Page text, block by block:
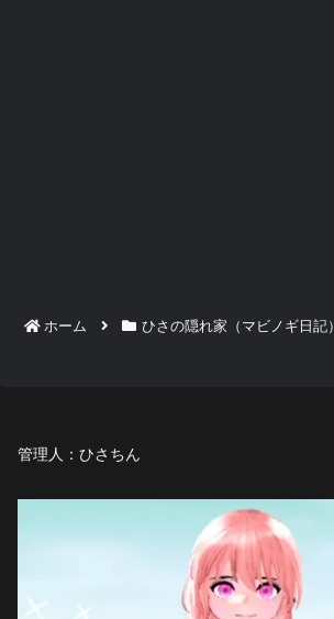
ホーム ひさの隠れ家（マビノギ日記）
管理人：ひさちん